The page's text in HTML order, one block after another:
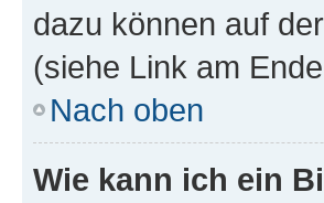
dazu können auf
(siehe Link am
Nach oben
Wie kann ich ein